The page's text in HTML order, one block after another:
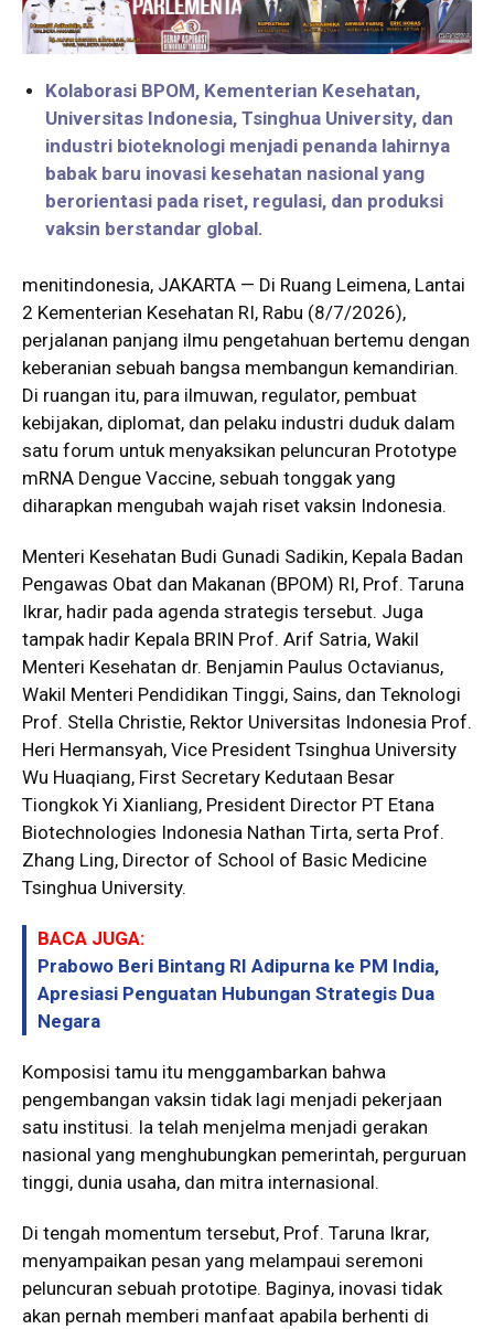
Kolaborasi BPOM, Kementerian Kesehatan,
Universitas Indonesia, Tsinghua University, dan
industri bioteknologi menjadi penanda lahirnya
babak baru inovasi kesehatan nasional yang
berorientasi pada riset, regulasi, dan produksi
vaksin berstandar global.
menitindonesia, JAKARTA — Di Ruang Leimena, Lantai
2 Kementerian Kesehatan RI, Rabu (8/7/2026),
perjalanan panjang ilmu pengetahuan bertemu dengan
keberanian sebuah bangsa membangun kemandirian.
Di ruangan itu, para ilmuwan, regulator, pembuat
kebijakan, diplomat, dan pelaku industri duduk dalam
satu forum untuk menyaksikan peluncuran Prototype
mRNA Dengue Vaccine, sebuah tonggak yang
diharapkan mengubah wajah riset vaksin Indonesia.
Menteri Kesehatan Budi Gunadi Sadikin, Kepala Badan
Pengawas Obat dan Makanan (BPOM) RI, Prof. Taruna
Ikrar, hadir pada agenda strategis tersebut. Juga
tampak hadir Kepala BRIN Prof. Arif Satria, Wakil
Menteri Kesehatan dr. Benjamin Paulus Octavianus,
Wakil Menteri Pendidikan Tinggi, Sains, dan Teknologi
Prof. Stella Christie, Rektor Universitas Indonesia Prof.
Heri Hermansyah, Vice President Tsinghua University
Wu Huaqiang, First Secretary Kedutaan Besar
Tiongkok Yi Xianliang, President Director PT Etana
Biotechnologies Indonesia Nathan Tirta, serta Prof.
Zhang Ling, Director of School of Basic Medicine
Tsinghua University.
BACA JUGA:
Prabowo Beri Bintang RI Adipurna ke PM India,
Apresiasi Penguatan Hubungan Strategis Dua
Negara
Komposisi tamu itu menggambarkan bahwa
pengembangan vaksin tidak lagi menjadi pekerjaan
satu institusi. Ia telah menjelma menjadi gerakan
nasional yang menghubungkan pemerintah, perguruan
tinggi, dunia usaha, dan mitra internasional.
Di tengah momentum tersebut, Prof. Taruna Ikrar,
menyampaikan pesan yang melampaui seremoni
peluncuran sebuah prototipe. Baginya, inovasi tidak
akan pernah memberi manfaat apabila berhenti di